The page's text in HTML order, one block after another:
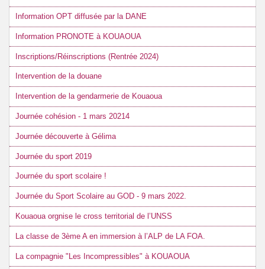
Information OPT diffusée par la DANE
Information PRONOTE à KOUAOUA
Inscriptions/Réinscriptions (Rentrée 2024)
Intervention de la douane
Intervention de la gendarmerie de Kouaoua
Journée cohésion - 1 mars 20214
Journée découverte à Gélima
Journée du sport 2019
Journée du sport scolaire !
Journée du Sport Scolaire au GOD - 9 mars 2022.
Kouaoua orgnise le cross territorial de l’UNSS
La classe de 3ème A en immersion à l’ALP de LA FOA.
La compagnie "Les Incompressibles" à KOUAOUA